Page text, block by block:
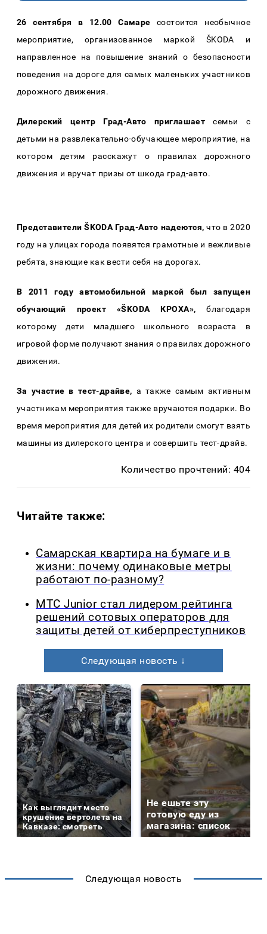
26 сентября в 12.00 Самаре состоится необычное
мероприятие, организованное маркой ŠKODA и
направленное на повышение знаний о безопасности
поведения на дороге для самых маленьких участников
дорожного движения.
Дилерский центр Град-Авто приглашает семьи с
детьми на развлекательно-обучающее мероприятие, на
котором детям расскажут о правилах дорожного
движения и вручат призы от шкода град-авто.
Представители ŠKODA Град-Авто надеются, что в 2020
году на улицах города появятся грамотные и вежливые
ребята, знающие как вести себя на дорогах.
В 2011 году автомобильной маркой был запущен
обучающий проект «ŠKODA КРОХА», благодаря
которому дети младшего школьного возраста в
игровой форме получают знания о правилах дорожного
движения.
За участие в тест-драйве, а также самым активным
участникам мероприятия также вручаются подарки. Во
время мероприятия для детей их родители смогут взять
машины из дилерского центра и совершить тест-драйв.
Количество прочтений: 404
Читайте также:
Самарская квартира на бумаге и в
жизни: почему одинаковые метры
работают по-разному?
МТС Junior стал лидером рейтинга
решений сотовых операторов для
защиты детей от киберпреступников
Следующая новость ↓
Как выглядит место
крушение вертолета на
Кавказе: смотреть
Не ешьте эту
готовую еду из
магазина: список
Следующая новость